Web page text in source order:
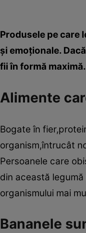
Produsele pe care
şi emoţionale.
fii în formă maximă.
Alimente
Bogate în
organism,întrucât
Persoanele care
din această
organismului mai
Bananele